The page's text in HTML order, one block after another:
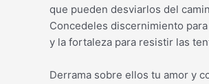
que pueden desviarlos del
Concedeles discernimiento
y la fortaleza para resistir las
Derrama sobre ellos tu amor y